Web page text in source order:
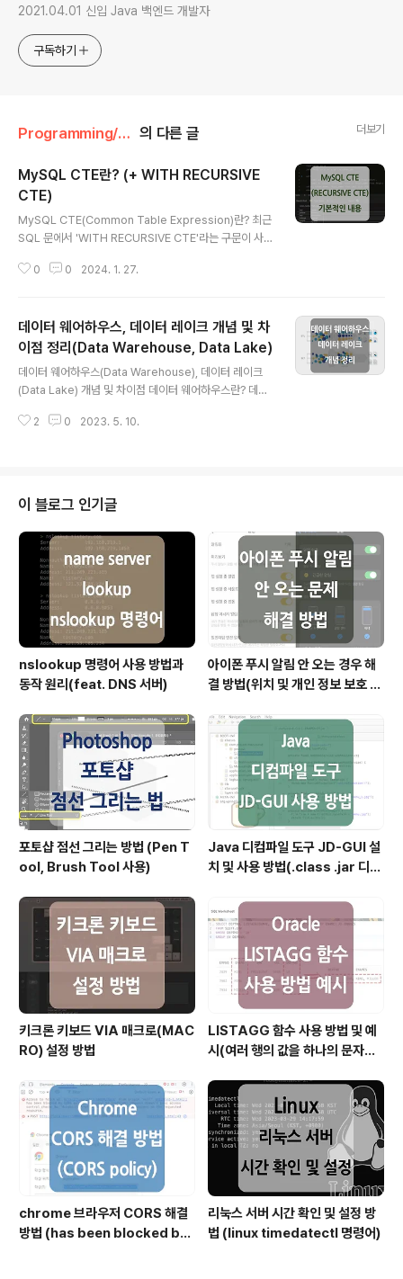
2021.04.01 신입 Java 백엔드 개발자
구독하기
Programming/Database 의 다른 글 더보기
MySQL CTE란? (+ WITH RECURSIVE
CTE)
MySQL CTE(Common Table Expression)란? 최근
SQL 문에서 'WITH RECURSIVE CTE'라는 구문이 사용
용을 정리하게 되었습니다. CTE란? 'CTE(Common Ta
(정확하게는 결과 데이터)입니다. CTE에는 '비재귀적(No
n-Recursive) CTE'와 '재귀적(Recursive) CTE' 두
가지가 있으며, 아래 내용을 통해 각각에 대해 예시를 포함
하여 자세하게 살펴보도록 하겠습니다. * CTE는 MySQL
8.0.1 버전에서 도입되었으며, ANSI-SQL99 표준에서부
터 나온 것이기 때문..
0 0 2024. 1. 27.
데이터 웨어하우스, 데이터 레이크 개념 및 차
이점 정리(Data Warehouse, Data Lake)
데이터 웨어하우스(Data Warehouse), 데이터 레이크
(Data Lake) 개념 및 차이점 데이터 웨어하우스란? 데이
(warehouse)의 의미가 합성되어 만들어진 어휘로, 조직
위해 설계된 데이터 관리 시스템의 한 유형입니다. 쉽게 사
용자의 의사 결정에 도움을 주기 위하여 정보들이 분석 가
능한 형태로 저장되어 있는 중앙 저장소이며, 때문에 '의사
결정 지원 시스템'이라고도 하는데요. 데이터 웨어하우스
는 기존의 정보를 활용해 더 나은 정보를 제공하고, 데이
2 0 2023. 5. 10.
이 블로그 인기글
nslookup 명령어 사용 방법과
동작 원리(feat. DNS 서버)
아이폰 푸시 알림 안 오는 경우 해
결 방법(위치 및 개인 정보 보호 재
포토샵 점선 그리는 방법 (Pen T
ool, Brush Tool 사용)
Java 디컴파일 도구 JD-GUI 설
치 및 사용 방법(.class .jar 디컴
키크론 키보드 VIA 매크로(MAC
RO) 설정 방법
LISTAGG 함수 사용 방법 및 예
시(여러 행의 값을 하나의 문자열
chrome 브라우저 CORS 해결
방법 (has been blocked by
리눅스 서버 시간 확인 및 설정 방
법 (linux timedatectl 명령어)